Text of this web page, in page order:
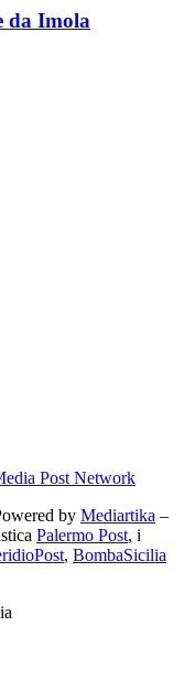
da Imola
Post Network
by Mediartika –
Palermo Post, i
, BombaSicilia